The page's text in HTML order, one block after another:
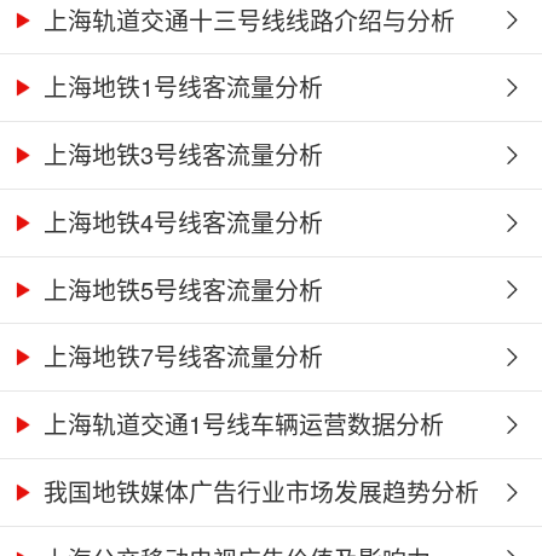
上海轨道交通十三号线线路介绍与分析
上海地铁1号线客流量分析
上海地铁3号线客流量分析
上海地铁4号线客流量分析
上海地铁5号线客流量分析
上海地铁7号线客流量分析
上海轨道交通1号线车辆运营数据分析
我国地铁媒体广告行业市场发展趋势分析